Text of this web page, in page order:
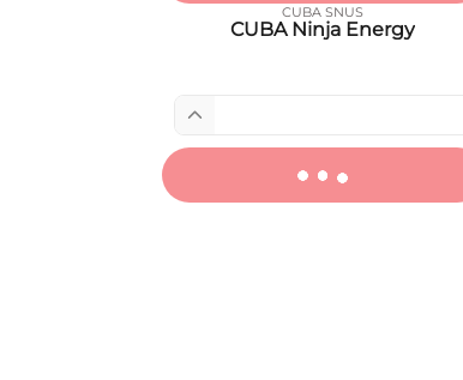
CUBA SNUS
CUBA Ninja Energy